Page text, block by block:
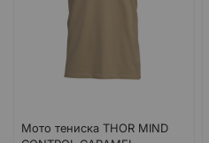
Мото тениска THOR MIND